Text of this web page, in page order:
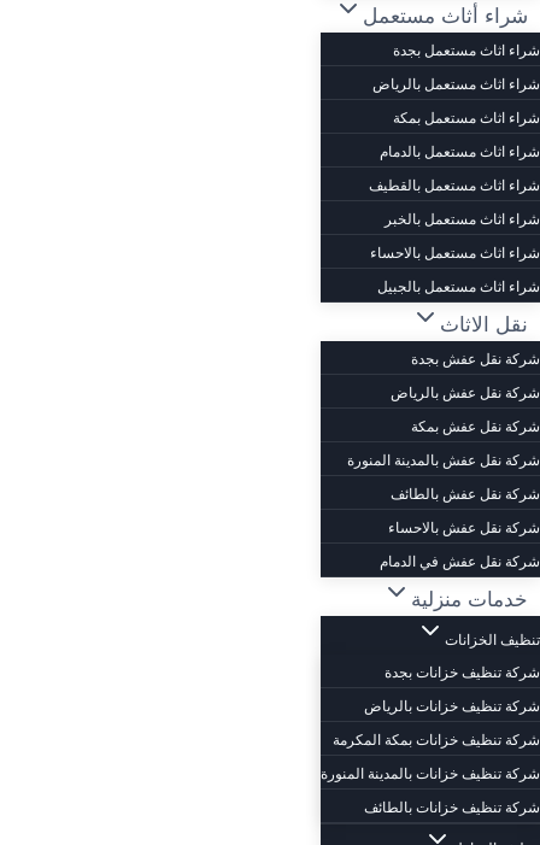
شراء أثاث مستعمل
شراء اثاث مستعمل بجدة
شراء اثاث مستعمل بالرياض
شراء اثاث مستعمل بمكة
شراء اثاث مستعمل بالدمام
شراء اثاث مستعمل بالقطيف
شراء اثاث مستعمل بالخبر
شراء اثاث مستعمل بالاحساء
شراء اثاث مستعمل بالجبيل
نقل الاثاث
شركة نقل عفش بجدة
شركة نقل عفش بالرياض
شركة نقل عفش بمكة
شركة نقل عفش بالمدينة المنورة
شركة نقل عفش بالطائف
شركة نقل عفش بالاحساء
شركة نقل عفش في الدمام
خدمات منزلية
تنظيف الخزانات
شركة تنظيف خزانات بجدة
شركة تنظيف خزانات بالرياض
شركة تنظيف خزانات بمكة المكرمة
شركة تنظيف خزانات بالمدينة المنورة
شركة تنظيف خزانات بالطائف